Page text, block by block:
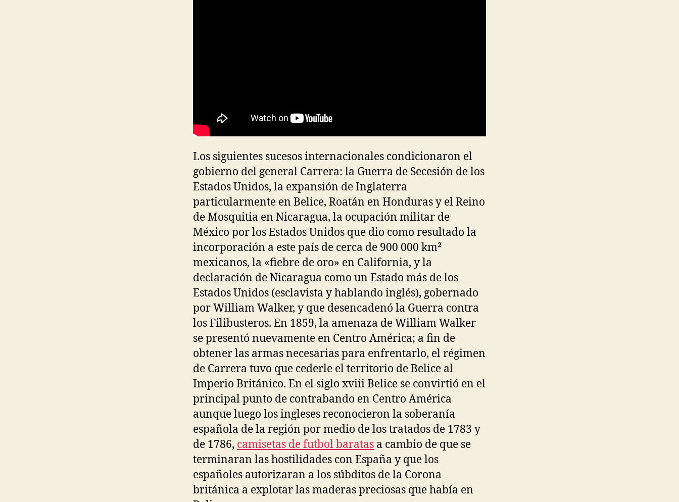
Los siguientes sucesos internacionales condicionaron el
gobierno del general Carrera: la Guerra de Secesión de los
Estados Unidos, la expansión de Inglaterra
particularmente en Belice, Roatán en Honduras y el Reino
de Mosquitia en Nicaragua, la ocupación militar de
México por los Estados Unidos que dio como resultado la
incorporación a este país de cerca de 900 000 km²
mexicanos, la «fiebre de oro» en California, y la
declaración de Nicaragua como un Estado más de los
Estados Unidos (esclavista y hablando inglés), gobernado
por William Walker, y que desencadenó la Guerra contra
los Filibusteros. En 1859, la amenaza de William Walker
se presentó nuevamente en Centro América; a fin de
obtener las armas necesarias para enfrentarlo, el régimen
de Carrera tuvo que cederle el territorio de Belice al
Imperio Británico. En el siglo xviii Belice se convirtió en el
principal punto de contrabando en Centro América
aunque luego los ingleses reconocieron la soberanía
española de la región por medio de los tratados de 1783 y
de 1786, camisetas de futbol baratas a cambio de que se
terminaran las hostilidades con España y que los
españoles autorizaran a los súbditos de la Corona
británica a explotar las maderas preciosas que había en